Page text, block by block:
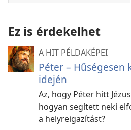
Ez is érdekelhet
A HIT PÉLDAKÉPEI
Péter –
idején
Az, hogy Péter hitt
hogyan segített neki
a helyreigazítást?